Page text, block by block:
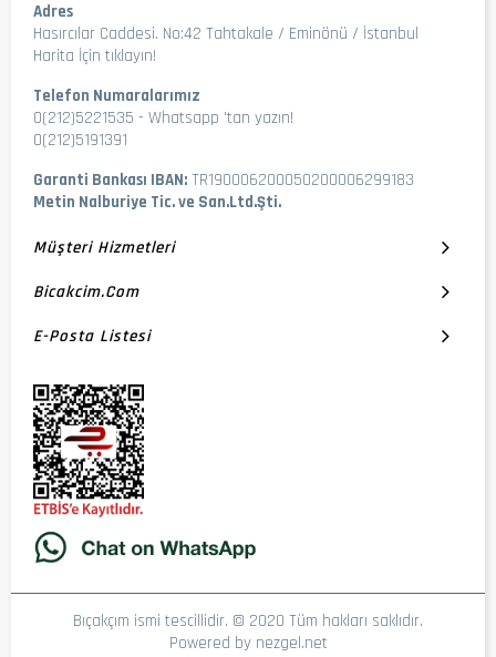
Adres
Hasırcılar Caddesi. No:42 Tahtakale / Eminönü / İstanbul
Harita İçin tıklayın!
Telefon Numaralarımız
0(212)5221535 - Whatsapp 'tan yazın!
0(212)5191391
Garanti Bankası IBAN: TR190006200050200006299183
Metin Nalburiye Tic. ve San.Ltd.Şti.
Müşteri Hizmetleri
Bicakcim.com
E-Posta Listesi
Bıçakçım ismi tescillidir. © 2020 Tüm hakları saklıdır.
Powered by nezgel.net